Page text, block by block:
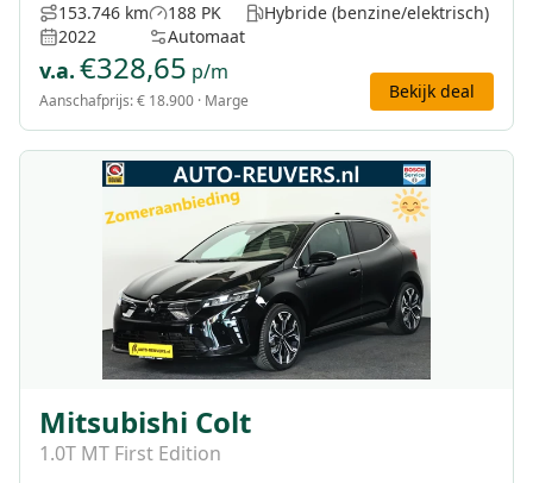
153.746 km
2022
188 PK
Automaat
Hybride (benzine/elektrisch)
v.a. €328,65 p/m
Aanschafprijs:€ 18.900 · Marge Bekijk deal
Mitsubishi Colt
1.0T MT First Edition